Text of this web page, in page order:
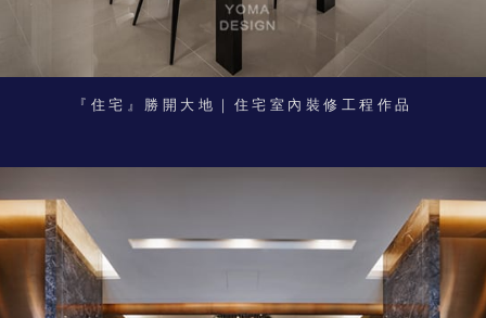
『住宅』勝開大地｜住宅室內裝修工程作品